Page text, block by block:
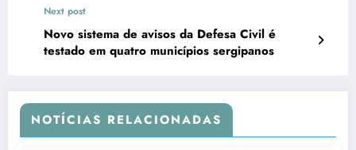
Next post
Novo sistema de avisos da Defesa Civil é
testado em quatro municípios sergipanos
NOTÍCIAS RELACIONADAS